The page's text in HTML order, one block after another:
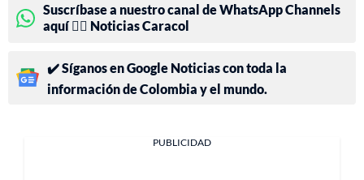
Suscríbase a nuestro canal de WhatsApp Channels
aquí 👉🏻 Noticias Caracol
✔️ Síganos en Google Noticias con toda la
información de Colombia y el mundo.
PUBLICIDAD